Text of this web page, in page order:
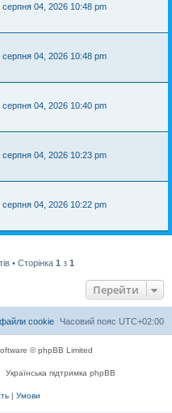
серпня 04, 2026 10:48 pm
серпня 04, 2026 10:48 pm
серпня 04, 2026 10:40 pm
серпня 04, 2026 10:23 pm
серпня 04, 2026 10:22 pm
• Сторінка 1 з 1
Перейти
Часовий пояс UTC+02:00
cookie
© phpBB Limited
Українська підтримка phpBB
| Умови